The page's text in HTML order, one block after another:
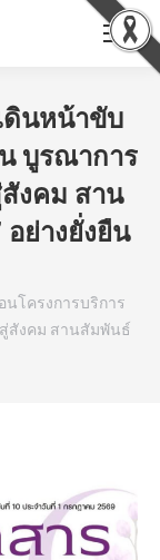
ดินหน้าขับ
บูรณาการ
งคม สาน
อย่างยั่งยืน
โครงการบริการ
สังคม สานสัมพันธ์